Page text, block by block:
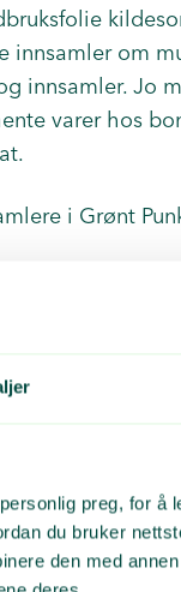
preg, for å
du bruker
den med
innsamler om
innsamler. Jo
varer hos
i Grønt
Her kan
(container/
PP-sekk for